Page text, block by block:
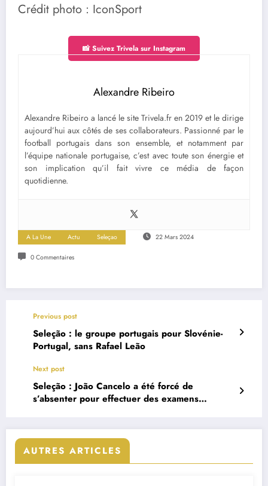
Crédit photo : IconSport
📸 Suivez Trivela sur Instagram
Alexandre Ribeiro
Alexandre Ribeiro a lancé le site Trivela.fr en 2019 et le dirige
aujourd’hui aux côtés de ses collaborateurs. Passionné par le
football portugais dans son ensemble, et notamment par
l’équipe nationale portugaise, c’est avec toute son énergie et
son implication qu’il fait vivre ce média de façon
quotidienne.
A La Une Actu Seleçao 22 Mars 2024
0 Commentaires
Previous post
Seleção : le groupe portugais pour Slovénie-
Portugal, sans Rafael Leão
Next post
Seleção : João Cancelo a été forcé de
s’absenter pour effectuer des examens
AUTRES ARTICLES